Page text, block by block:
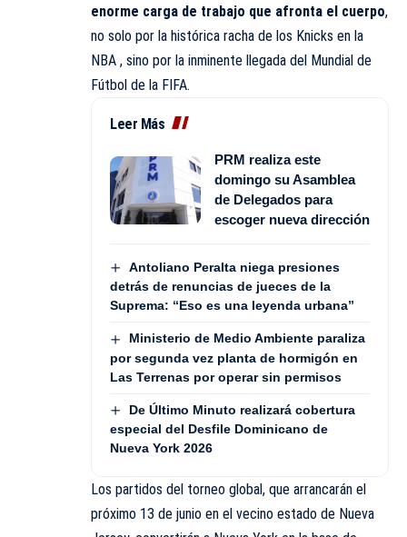
enorme carga de trabajo que afronta el cuerpo,
no solo por la histórica racha de los Knicks en la
NBA , sino por la inminente llegada del Mundial de
Fútbol de la FIFA.
Leer Más
PRM realiza este
domingo su Asamblea
de Delegados para
escoger nueva dirección
Antoliano Peralta niega presiones
detrás de renuncias de jueces de la
Suprema: “Eso es una leyenda urbana”
Ministerio de Medio Ambiente paraliza
por segunda vez planta de hormigón en
Las Terrenas por operar sin permisos
De Último Minuto realizará cobertura
especial del Desfile Dominicano de
Nueva York 2026
Los partidos del torneo global, que arrancarán el
próximo 13 de junio en el vecino estado de Nueva